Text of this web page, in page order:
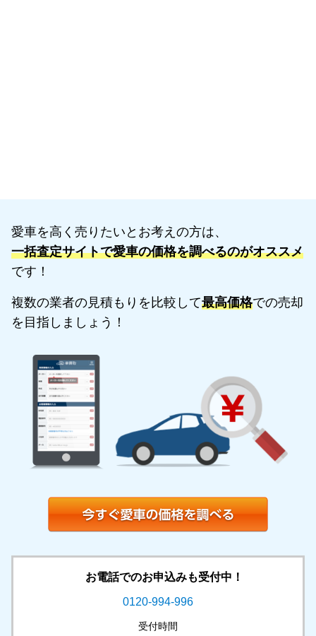
愛車を高く売りたいとお考えの方は、
一括査定サイトで愛車の価格を調べるのがオススメ
です！
複数の業者の見積もりを比較して最高価格での売却
を目指しましょう！
お電話でのお申込みも受付中！
0120-994-996
受付時間